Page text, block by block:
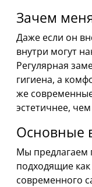
Зачем
Даже если он
внутри могут
Регулярная
гигиена, а
же
эстетичнее,
Основные
Мы предлагаем
подходящие как
современного